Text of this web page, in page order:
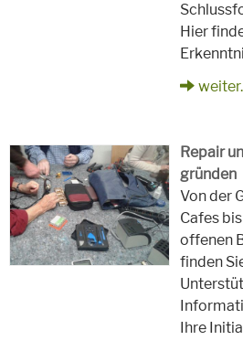
Hier
Repair
gründen
Von der
Cafes
offenen
finden
Ihre